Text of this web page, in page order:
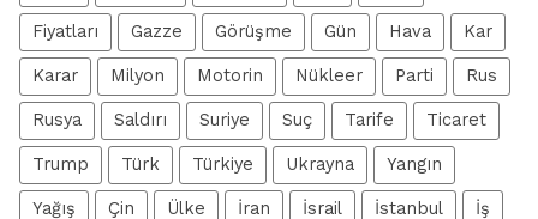
Fiyatları Gazze Görüşme Gün Hava Kar
Karar Milyon Motorin Nükleer Parti Rus
Rusya Saldırı Suriye Suç Tarife Ticaret
Trump Türk Türkiye Ukrayna Yangın
Yağış Çin Ülke İran İsrail İstanbul İş